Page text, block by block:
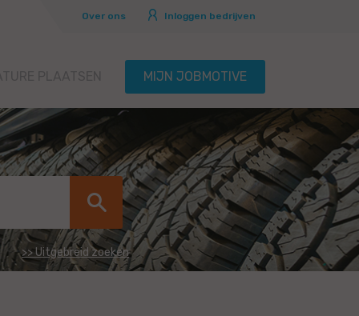
Over ons Inloggen bedrijven
MIJN JOBMOTIVE
>> Uitgebreid zoeken